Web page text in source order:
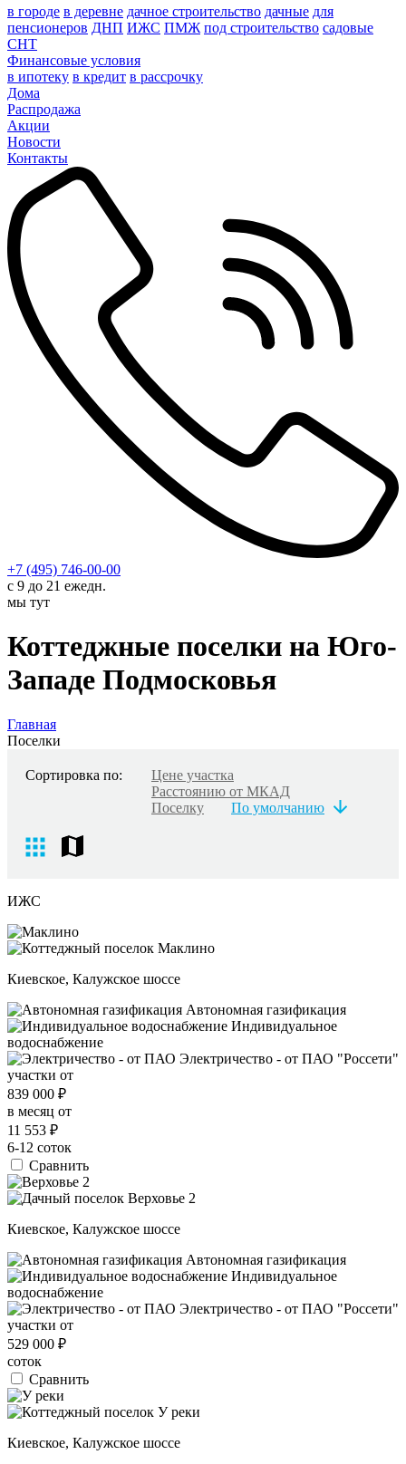
в городе в деревне дачное строительство дачные для
пенсионеров ДНП ИЖС ПМЖ под строительство садовые
СНТ
Финансовые условия
в ипотеку в кредит в рассрочку
Дома
Распродажа
Акции
Новости
Контакты
+7 (495) 746-00-00
с 9 до 21 ежедн.
мы тут
Коттеджные поселки на Юго-
Западе Подмосковья
Главная
Поселки
Сортировка по:
Цене участка
Расстоянию от МКАД
Поселку
По умолчанию
ИЖС
Киевское, Калужское шоссе
Автономная газификация
Индивидуальное
водоснабжение
Электричество - от ПАО "Россети"
участки от
839 000 ₽
в месяц от
11 553 ₽
6-12 соток
Сравнить
Киевское, Калужское шоссе
Автономная газификация
Индивидуальное
водоснабжение
Электричество - от ПАО "Россети"
участки от
529 000 ₽
соток
Сравнить
Киевское, Калужское шоссе